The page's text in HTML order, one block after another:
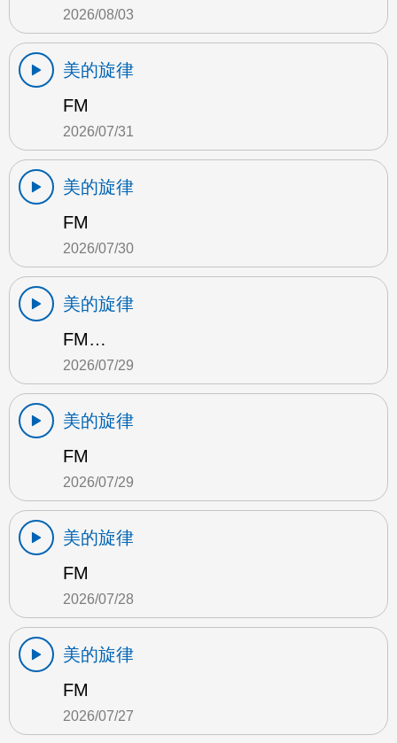
2026/08/03
美的旋律
FM
2026/07/31
美的旋律
FM
2026/07/30
美的旋律
FM…
2026/07/29
美的旋律
FM
2026/07/29
美的旋律
FM
2026/07/28
美的旋律
FM
2026/07/27